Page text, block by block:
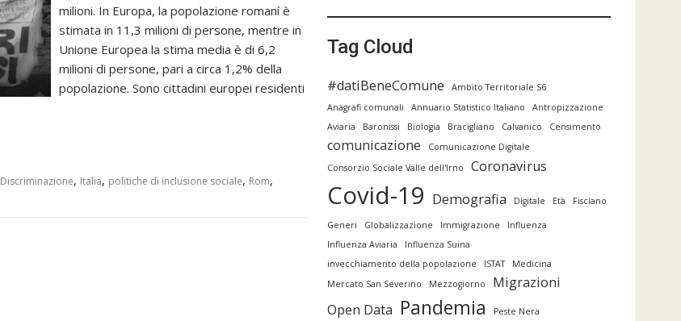
milioni. In Europa, la popolazione romaní è
stimata in 11,3 milioni di persone, mentre in
Unione Europea la stima media è di 6,2
milioni di persone, pari a circa 1,2% della
popolazione. Sono cittadini europei residenti
Discriminazione, Italia, politiche di inclusione sociale, Rom,
Tag Cloud
#datiBeneComune
Ambito Territoriale S6
Anagrafi comunali
Annuario Statistico Italiano
Antropizzazione
Aviaria
Baronissi Biologia Bracigliano Calvanico Censimento
comunicazione
Comunicazione Digitale
Consorzio Sociale Valle dell'Irno
Coronavirus
Covid-19 Demografia Digitale Età Fisciano
Generi Globalizzazione Immigrazione
Influenza
Influenza Aviaria
Influenza Suina
invecchiamento della popolazione
ISTAT
Medicina
Mercato San Severino
Mezzogiorno
Migrazioni
Open Data Pandemia
Peste Nera